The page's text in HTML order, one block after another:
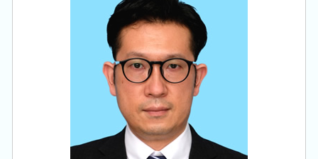
法人 税金 対策
事業承継 節税
事業承継 相続税
生前 相続対策
税務顧問 税理士 相談 新津駅
会社設立 税理士 相談 胎内市
税務顧問 税理士 相談 加茂市
会社設立 税理士 相談 新潟市西区
会社設立 税理士 相談 新潟市南区
相続 税理士 相談 胎内市
会社設立 税理士 相談 江南区